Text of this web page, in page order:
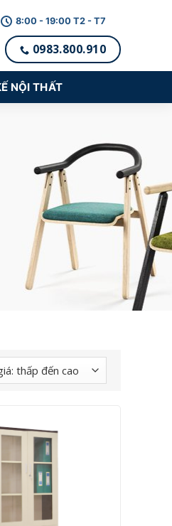
8:00 - 19:00 T2 - T7
0983.800.910
NỘI THẤT